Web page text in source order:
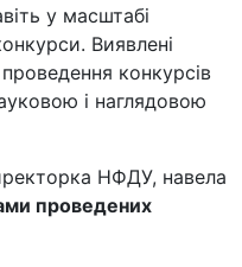
у масштабі
Виявлені
конкурсів
і наглядовою
НФДУ, навела
проведених